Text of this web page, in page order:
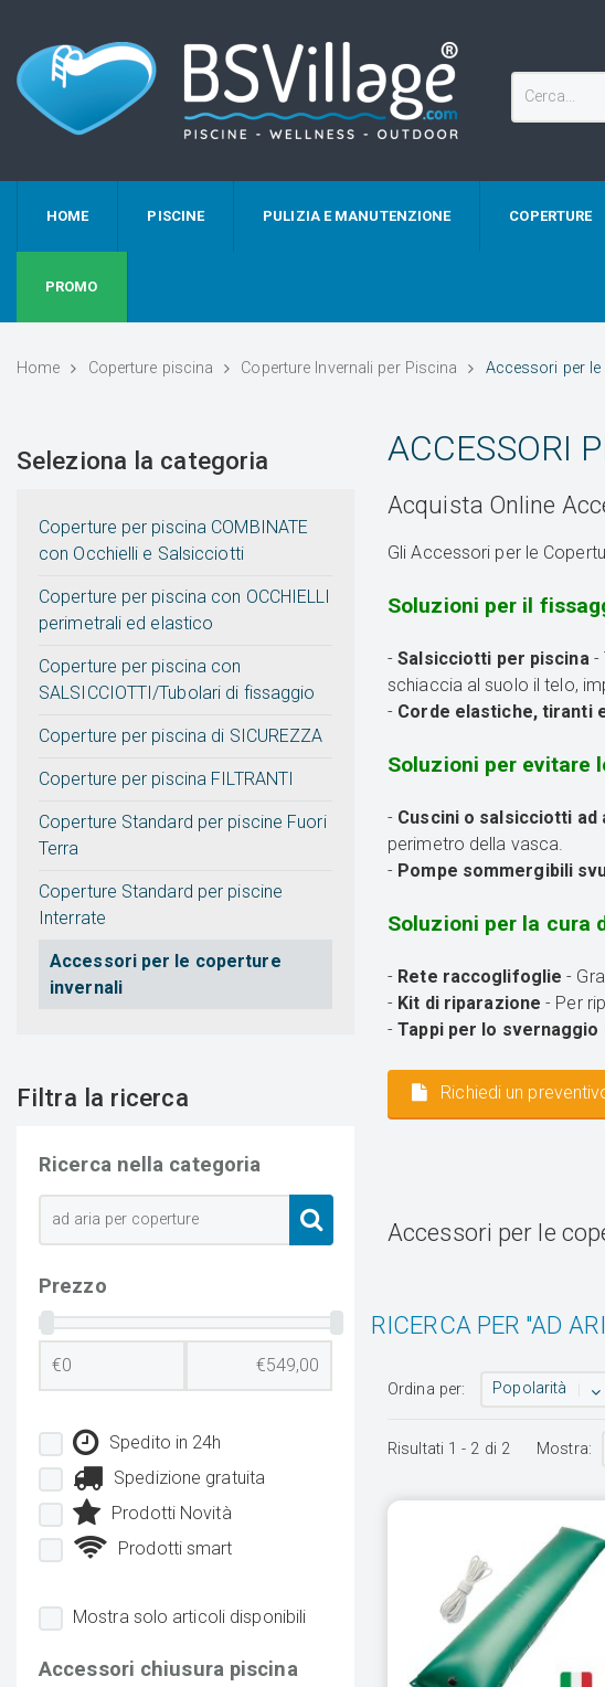
HOME PISCINE PULIZIA E MANUTENZIONE COPERTURE
PROMO
Home Coperture piscina Coperture Invernali per Piscina Accessori per le
ACCESSORI
Acquista Online
Gli Accessori per le
Soluzioni per il
- Salsicciotti per piscina-
schiaccia al suolo il telo,
- Corde elastiche, tiranti
Soluzioni per evitare
- Cuscini o salsicciotti ad
perimetro della vasca.
- Pompe sommergibili
Soluzioni per la cura
- Rete raccoglifoglie -
- Kit di riparazione - Per
-Tappi per lo svernaggio
Richiedi un
Accessori per le
RICERCA PER "AD
Ordina per: Popolarità
Risultati 1 - 2 di 2 Mostra:
Seleziona la categoria
Coperture per piscina COMBINATE
con Occhielli e Salsicciotti
Coperture per piscina con OCCHIELLI
perimetrali ed elastico
Coperture per piscina con
SALSICCIOTTI/Tubolari di fissaggio
Coperture per piscina di SICUREZZA
Coperture per piscina FILTRANTI
Coperture Standard per piscine Fuori
Terra
Coperture Standard per piscine
Interrate
Accessori per le coperture
invernali
Filtra la ricerca
Ricerca nella categoria
Prezzo
Spedito in 24h
Spedizione gratuita
Prodotti Novità
Prodotti smart
Mostra solo articoli disponibili
Accessori chiusura piscina